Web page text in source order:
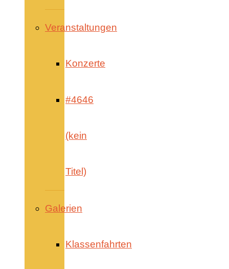
Veranstaltungen
Konzerte
#4646
(kein
Titel)
Galerien
Klassenfahrten